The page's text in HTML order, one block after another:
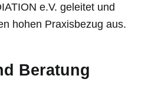
e.V. geleitet und
hohen Praxisbezug aus.
Beratung